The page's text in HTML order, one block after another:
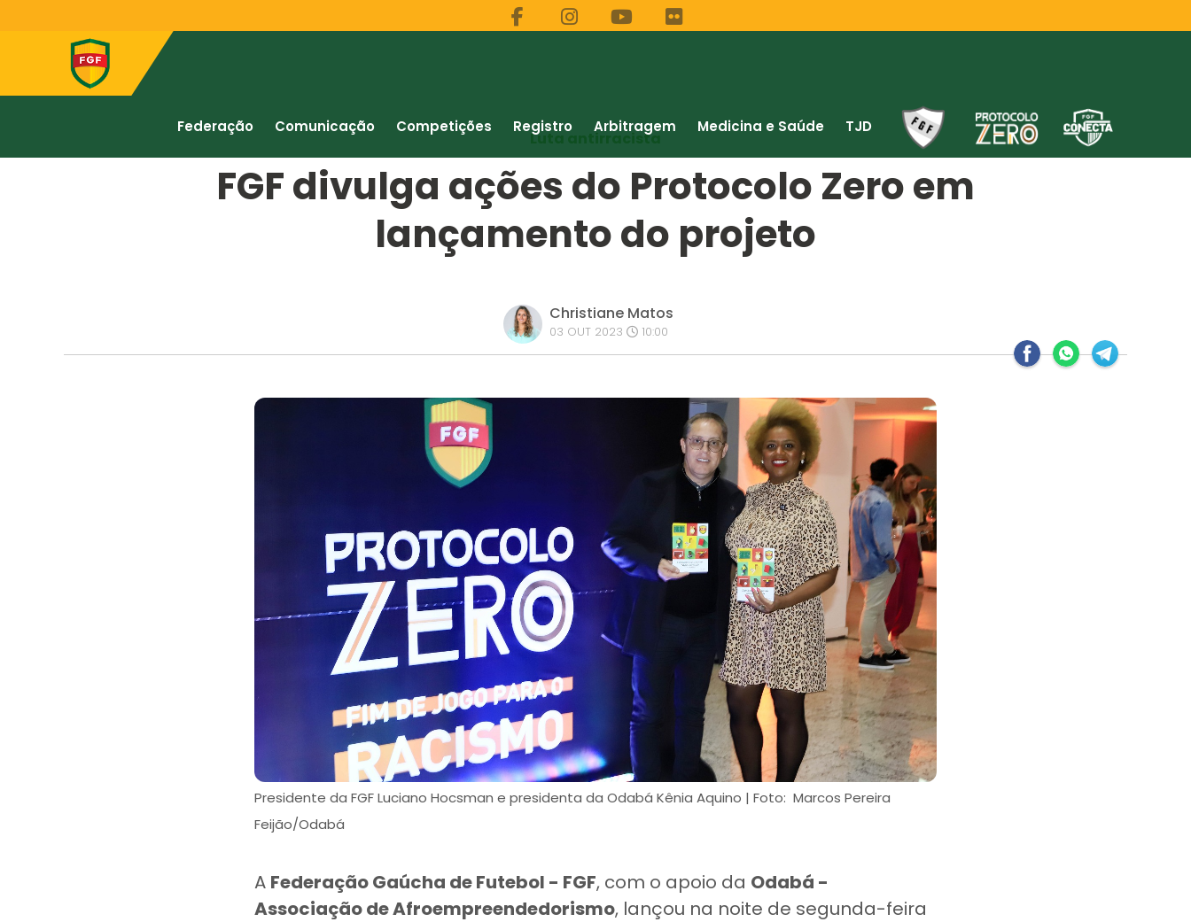
Federação Comunicação Competições Registro Arbitragem Medicina e Saúde TJD
Luta antirracista
FGF divulga ações do Protocolo Zero em
lançamento do projeto
Christiane Matos
03 OUT 2023 10:00
Presidente da FGF Luciano Hocsman e presidenta da Odabá Kênia Aquino | Foto: Marcos Pereira
Feijão/Odabá
A Federação Gaúcha de Futebol - FGF, com o apoio da Odabá -
Associação de Afroempreendedorismo, lançou na noite de segunda-feira